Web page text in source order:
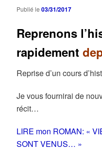
Publié le03/31/2017
Reprenons
rapidement
Reprise d’un cours
Je vous fournirai de
récit…
LIRE mon ROMAN: «
SONT VENUS… »